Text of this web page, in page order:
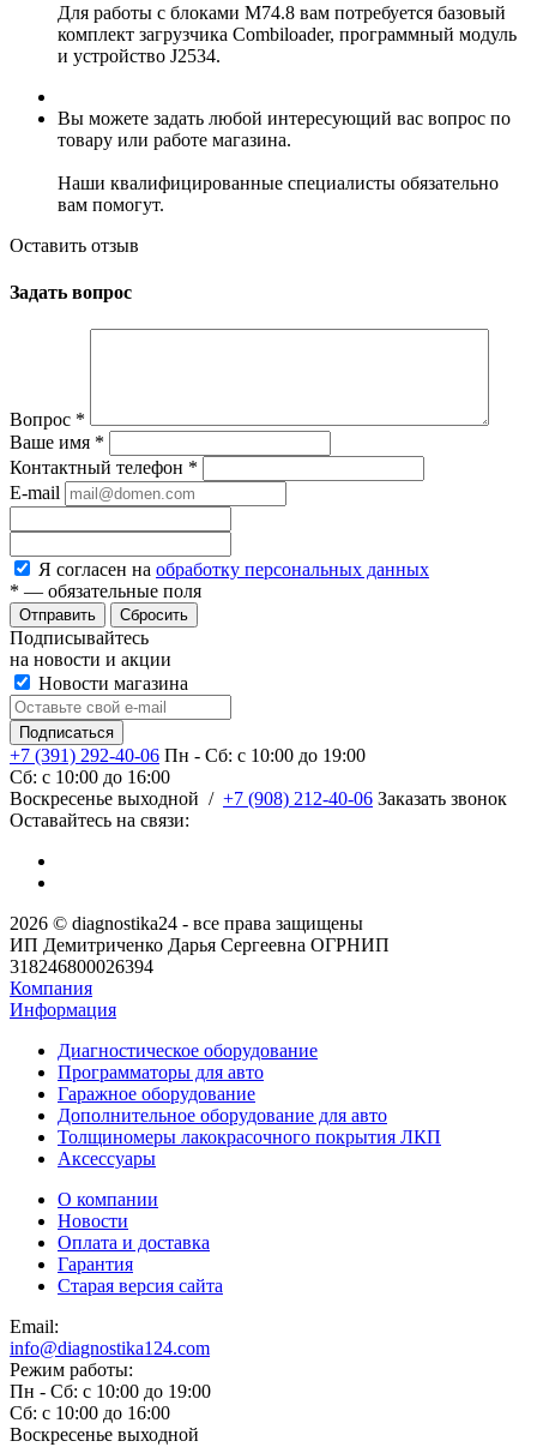
Для работы с блоками M74.8 вам потребуется базовый
комплект загрузчика Combiloader, программный модуль
и устройство J2534.
Вы можете задать любой интересующий вас вопрос по
товару или работе магазина.
Наши квалифицированные специалисты обязательно
вам помогут.
Оставить отзыв
Задать вопрос
Вопрос *
Ваше имя *
Контактный телефон *
E-mail
Я согласен на обработку персональных данных
* — обязательные поля
Сбросить
Подписывайтесь
на новости и акции
Новости магазина
+7 (391) 292-40-06 Пн - Сб: c 10:00 до 19:00
Сб: c 10:00 до 16:00
​Воскресенье выходной / +7 (908) 212-40-06 Заказать звонок
Оставайтесь на связи:
2026 © diagnostika24 - все права защищены
ИП Демитриченко Дарья Сергеевна ОГРНИП
318246800026394
Компания
Информация
Диагностическое оборудование
Программаторы для авто
Гаражное оборудование
Дополнительное оборудование для авто
Толщиномеры лакокрасочного покрытия ЛКП
Аксессуары
О компании
Новости
Оплата и доставка
Гарантия
Старая версия сайта
Email:
info@diagnostika124.com
Режим работы:
Пн - Сб: c 10:00 до 19:00
Сб: c 10:00 до 16:00
​Воскресенье выходной